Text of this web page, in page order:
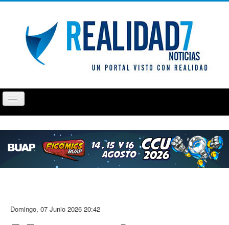
Cambiar
navegación
PUEBLA TLAXCALA OPINIÓN
Domingo, 07 Junio 2026 20:42